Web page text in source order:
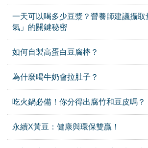
一天可以喝多少豆漿？營養師建議攝取
氣」的關鍵秘密
如何自製高蛋白豆腐棒？
為什麼喝牛奶會拉肚子？
吃火鍋必備！你分得出腐竹和豆皮嗎？
永續X黃豆：健康與環保雙贏！